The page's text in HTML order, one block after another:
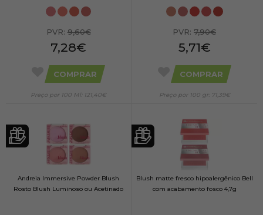
PVR:9,60€
7,28€
COMPRAR
Preço por 100 Ml: 121,40€
PVR: 7,90€
5,71€
COMPRAR
Preço por 100 gr: 71,39€
Andreia Immersive Powder Blush
Rosto Blush Luminoso ou Acetinado
Blush matte fresco hipoalergênico Bell
com acabamento fosco 4,7g